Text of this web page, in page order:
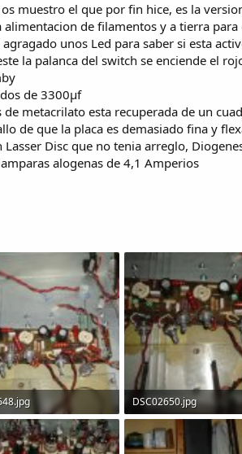
muestro el que por fin hice, es la
de filamentos y a tierra
unos Led para saber si esta
la palanca del switch se enciende el
de 3300µf
de metacrilato esta recuperada de un
de que la placa es demasiado fina y
Lasser Disc que no tenia arreglo,
alogenas de 4,1 Amperios
· Visitas: 146
DSC02650.jpg
106.2 KB · Visitas: 139